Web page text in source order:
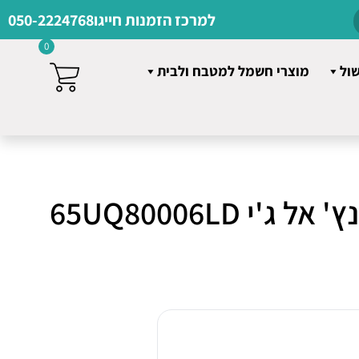
למרכז הזמנות חייגו050-2224768
מוצרי חשמל למטבח ולבית
0